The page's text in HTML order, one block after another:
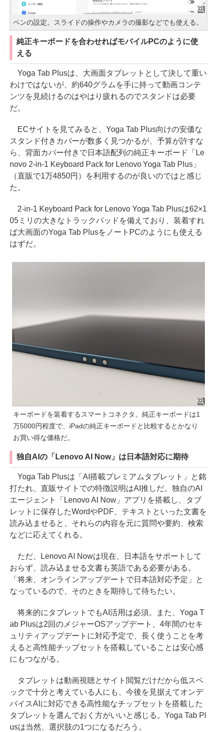
ペンの設定。スライドの操作やカメラの撮影などでも使える。
純正キーボードを合わせればモバイルPCのように使
える
Yoga Tab Plusは、大画面タブレットとして決して重い
わけではないが、約640グラムを手に持って動画コンテ
ンツを見続けるのはやはり疲れるのでスタンドは必要
だ。
ECサイトを見てみると、Yoga Tab Plus向けの安価な
スタンド付きカバーが数多く見つかるが、予算が許すな
ら、背面カバー付きで日本語配列の純正キーボード「Le
novo 2-in-1 Keyboard Pack for Lenovo Yoga Tab Plus」
（直販で1万4850円）を利用するのが良いのではと感じ
た。
2-in-1 Keyboard Pack for Lenovo Yoga Tab Plusは62×1
05ミリの大きなトラックパッドを備えており、装着すれ
ば大画面のYoga Tab PlusをノートPCのようにも使える
はずだ。
キーボードを装着するスマートコネクタ。純正キーボードは1
万5000円程度で、iPadの純正キーボードと比較するとかなり
お買い得な価格だ。
独自AIの「Lenovo AI Now」は日本語対応に期待
Yoga Tab Plusは「AI搭載プレミアムタブレット」と銘
打たれ、直販サイトでの特徴説明はAI推しだ。独自のAI
エージェント「Lenovo AI Now」アプリを搭載し、タブ
レットに保存したWordやPDF、テキストといった文書を
読み込ませると、それらの内容を元に質問や要約、検索
などに応えてくれる。
ただ、Lenovo AI Nowは現在、日本語をサポートして
おらず、読み込ませる文書も英語である必要がある。
「将来、オンラインアップデートで日本語対応予定」と
なっているので、そのときを期待して待ちたい。
将来的にタブレットでもAI活用は必須。また、Yoga T
ab Plusは2回のメジャーOSアップデート、4年間のセキ
ュリティアップデートに対応予定で、長く使うことを考
えると高性能チップセットを搭載していることは安心感
にもつながる。
タブレットは動画視聴とサイト閲覧だけだから低スペ
ックで十分と考えている人にも、今後を見据えてオンデ
バイスAIに対応できる高性能なチップセットを搭載した
タブレットを選んでおく方がいいと感じる。Yoga Tab Pl
usは当然、選択肢の1つになるだろう。